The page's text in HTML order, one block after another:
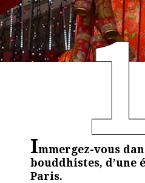
Immergez-vous
bouddhistes, d’une
Paris.